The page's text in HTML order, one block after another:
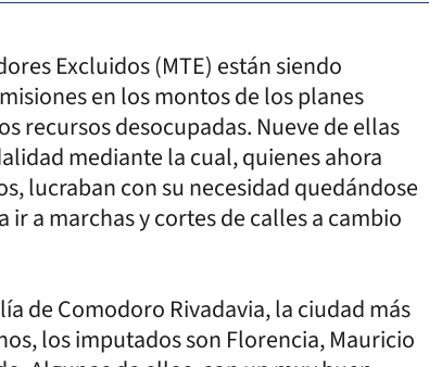
Excluidos (MTE) están siendo
en los montos de los planes
recursos desocupadas. Nueve de ellas
mediante la cual, quienes ahora
lucraban con su necesidad quedándose
a marchas y cortes de calles a cambio
de Comodoro Rivadavia, la ciudad más
los imputados son Florencia, Mauricio